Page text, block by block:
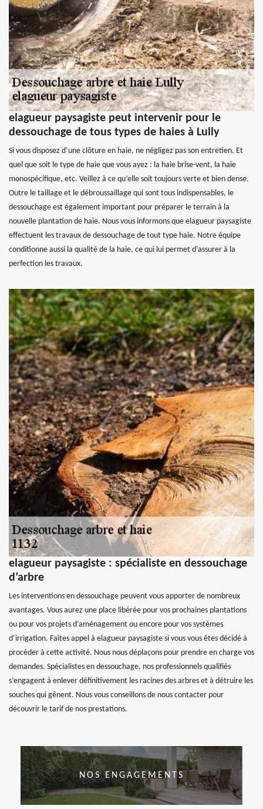
elagueur paysagiste peut intervenir pour le
dessouchage de tous types de haies à Lully
Si vous disposez d’une clôture en haie, ne négligez pas son entretien. Et
quel que soit le type de haie que vous ayez : la haie brise-vent, la haie
monospécifique, etc. Veillez à ce qu’elle soit toujours verte et bien dense.
Outre le taillage et le débroussaillage qui sont tous indispensables, le
dessouchage est également important pour préparer le terrain à la
nouvelle plantation de haie. Nous vous informons que elagueur paysagiste
effectuent les travaux de dessouchage de tout type haie. Notre équipe
conditionne aussi la qualité de la haie, ce qui lui permet d’assurer à la
perfection les travaux.
elagueur paysagiste : spécialiste en dessouchage
d’arbre
Les interventions en dessouchage peuvent vous apporter de nombreux
avantages. Vous aurez une place libérée pour vos prochaines plantations
ou pour vos projets d’aménagement ou encore pour vos systèmes
d’irrigation. Faites appel à elagueur paysagiste si vous vous êtes décidé à
procéder à cette activité. Nous nous déplaçons pour prendre en charge vos
demandes. Spécialistes en dessouchage, nos professionnels qualifiés
s’engagent à enlever définitivement les racines des arbres et à détruire les
souches qui gênent. Nous vous conseillons de nous contacter pour
découvrir le tarif de nos prestations.
NOS ENGAGEMENTS